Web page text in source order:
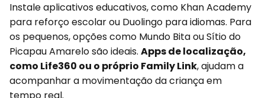
Instale aplicativos educativos, como Khan Academy
para reforço escolar ou Duolingo para idiomas. Para
os pequenos, opções como Mundo Bita ou Sítio do
Picapau Amarelo são ideais. Apps de localização,
como Life360 ou o próprio Family Link, ajudam a
acompanhar a movimentação da criança em